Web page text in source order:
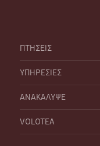
ΠΤΗΣΕΙΣ
ΥΠΗΡΕΣΙΕΣ
ΑΝΑΚΑΛΥΨΕ
VOLOTEA